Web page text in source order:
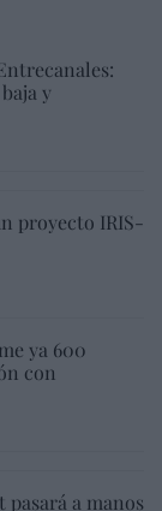
y
proyecto IRIS-
ya 600
con
pasará a manos